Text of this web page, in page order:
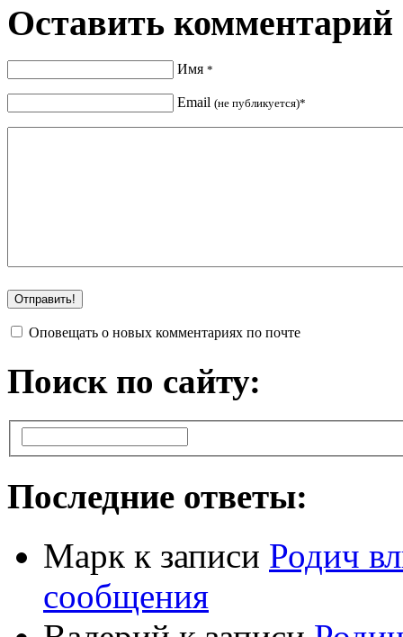
Оставить комментарий
Имя *
Email (не публикуется)*
Оповещать о новых комментариях по почте
Поиск по сайту:
Последние ответы:
Марк к записи Родич
сообщения